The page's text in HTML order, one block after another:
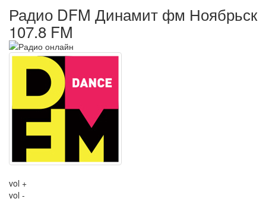
Радио DFM Динамит фм Ноябрьск
107.8 FM
vol +
vol -